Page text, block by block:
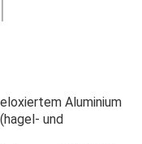
Aluminium
und